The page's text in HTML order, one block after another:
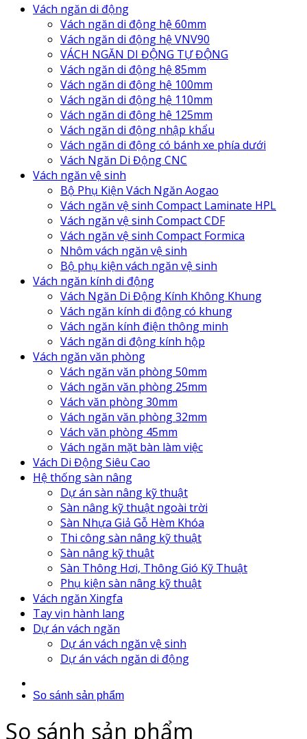
Vách ngăn di động
Vách ngăn di động hệ 60mm
Vách ngăn di động hệ VNV90
VÁCH NGĂN DI ĐỘNG TỰ ĐỘNG
Vách ngăn di động hệ 85mm
Vách ngăn di động hệ 100mm
Vách ngăn di động hệ 110mm
Vách ngăn di động hệ 125mm
Vách ngăn di động nhập khẩu
Vách ngăn di động có bánh xe phía dưới
Vách Ngăn Di Động CNC
Vách ngăn vệ sinh
Bộ Phụ Kiện Vách Ngăn Aogao
Vách ngăn vệ sinh Compact Laminate HPL
Vách ngăn vệ sinh Compact CDF
Vách ngăn vệ sinh Compact Formica
Nhôm vách ngăn vệ sinh
Bộ phụ kiện vách ngăn vệ sinh
Vách ngăn kính di động
Vách Ngăn Di Động Kính Không Khung
Vách ngăn kính di động có khung
Vách ngăn kính điện thông minh
Vách ngăn di động kính hộp
Vách ngăn văn phòng
Vách ngăn văn phòng 50mm
Vách ngăn văn phòng 25mm
Vách văn phòng 30mm
Vách ngăn văn phòng 32mm
Vách văn phòng 45mm
Vách ngăn mặt bàn làm việc
Vách Di Động Siêu Cao
Hệ thống sàn nâng
Dự án sàn nâng kỹ thuật
Sàn nâng kỹ thuật ngoài trời
Sàn Nhựa Giả Gỗ Hèm Khóa
Thi công sàn nâng kỹ thuật
Sàn nâng kỹ thuật
Sàn Thông Hơi, Thông Gió Kỹ Thuật
Phụ kiện sàn nâng kỹ thuật
Vách ngăn Xingfa
Tay vịn hành lang
Dự án vách ngăn
Dự án vách ngăn vệ sinh
Dự án vách ngăn di động
So sánh sản phẩm
So sánh sản phẩm